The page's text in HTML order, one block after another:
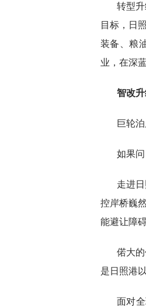
转型
目标，日
装备、粮
业，在深
智改
巨轮
如果
走进
控岸桥巍
能避让障
偌大
是日照港
面对